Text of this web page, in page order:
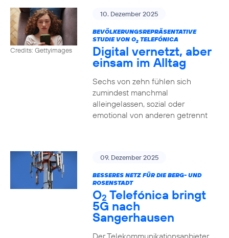
Credits: Gettyimages
10. Dezember 2025
BEVÖLKERUNGSREPRÄSENTATIVE
STUDIE VON O2TELEFÓNICA
Digital vernetzt, aber
einsam im Alltag
Sechs von zehn fühlen sich
zumindest manchmal
alleingelassen, sozial oder
emotional von anderen getrennt
09. Dezember 2025
BESSERES NETZ FÜR DIE BERG- UND
ROSENSTADT
O2 Telefónica bringt
5G nach
Sangerhausen
Der Telekommunikationsanbieter